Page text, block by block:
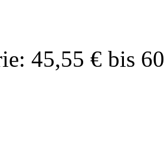
45,55 € bis